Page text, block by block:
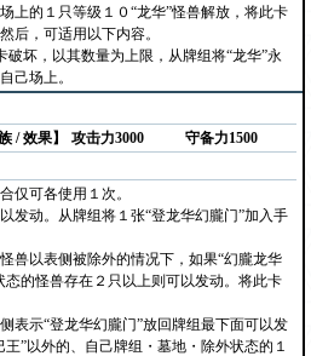
上的１只等级１０“龙华”怪兽解放，将此卡
后，可适用以下内容。
破坏，以其数量为上限，从牌组将“龙华”永
己场上。
/ 效果】
攻击力3000 守备力1500
可各使用１次。
发动。从牌组将１张“登龙华幻朧门”加入手
兽以表侧被除外的情况下，如果“幻朧龙华
态的怪兽存在２只以上则可以发动。将此卡
表示“登龙华幻朧门”放回牌组最下面可以发
”以外的、自己牌组・墓地・除外状态的１